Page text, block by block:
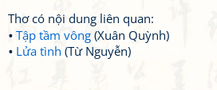
Thơ có nội dung liên quan:
Tập tầm vông (Xuân Quỳnh)
Lửa tình (Từ Nguyễn)